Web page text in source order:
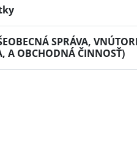
SPRÁVA,
A OBCHODNÁ ČINNOSŤ)